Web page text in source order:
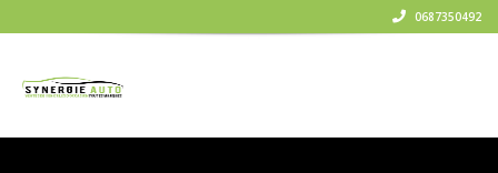
0687350492